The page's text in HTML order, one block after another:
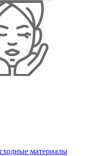
материалы